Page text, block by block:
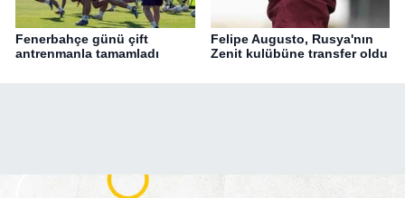
Fenerbahçe günü çift
antrenmanla tamamladı
Felipe Augusto, Rusya'nın
Zenit kulübüne transfer oldu